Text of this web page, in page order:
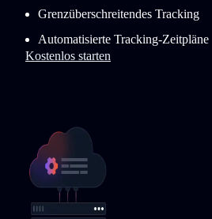
Grenzüberschreitendes Tracking
Automatisierte Tracking-Zeitpläne
Kostenlos starten